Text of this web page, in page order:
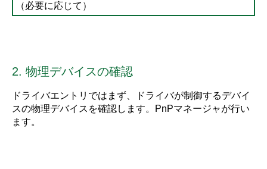
（必要に応じて）
2. 物理デバイスの確認
ドライバエントリではまず、ドライバが制御するデバイ
スの物理デバイスを確認します。PnPマネージャが行い
ます。